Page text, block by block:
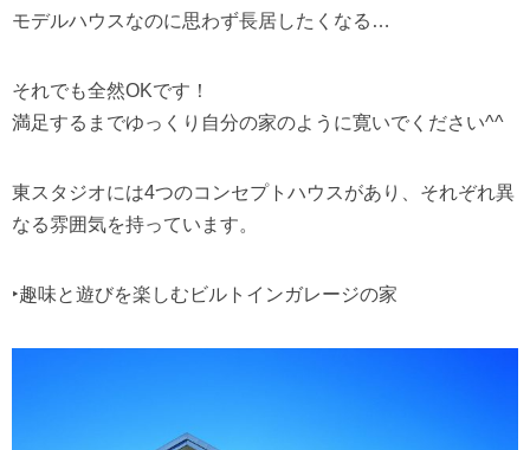
モデルハウスなのに思わず長居したくなる…
それでも全然OKです！
満足するまでゆっくり自分の家のように寛いでください^^
東スタジオには4つのコンセプトハウスがあり、それぞれ異
なる雰囲気を持っています。
‣趣味と遊びを楽しむビルトインガレージの家